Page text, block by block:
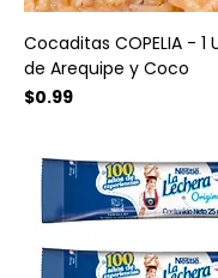
Cocaditas COPELIA - 1
de Arequipe y Coco
Precio
$0.99